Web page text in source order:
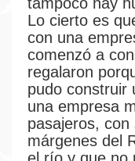
Lo cierto es
con una
comenzó a
regalaron
pudo construir
una empresa
pasajeros,
márgenes del